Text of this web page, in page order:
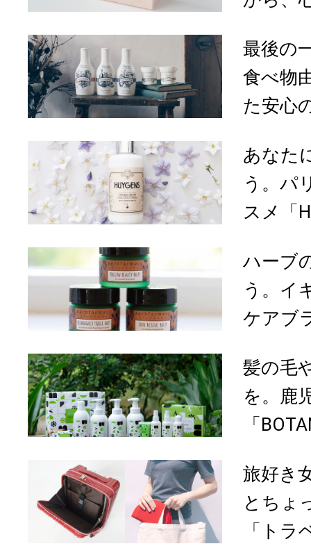
最後の
食べ物
た安心
あなた
う。パ
スメ「
ハーブ
う。イ
ケアブ
髪の毛
を。鹿
「
旅好き
とちょ
「トラ